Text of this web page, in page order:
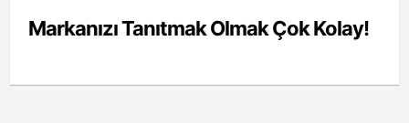
Markanızı Tanıtmak Olmak Çok Kolay!